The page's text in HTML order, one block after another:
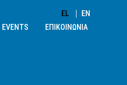
EL
EN
ΕΠΙΚΟΙΝΩΝΙΑ